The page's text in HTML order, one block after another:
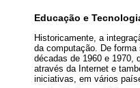
Educação e
Historicamente, a
da computação. De
décadas de 1960 e 1970,
através da Internet e
iniciativas, em vários